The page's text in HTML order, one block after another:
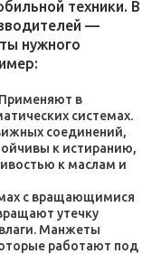
техники. В
—
нужного
в
системах.
соединений,
к истиранию,
к маслам и
с вращающимися
утечку
Манжеты
работают под